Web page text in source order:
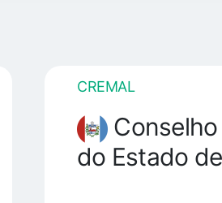
CREMAL
do Estado